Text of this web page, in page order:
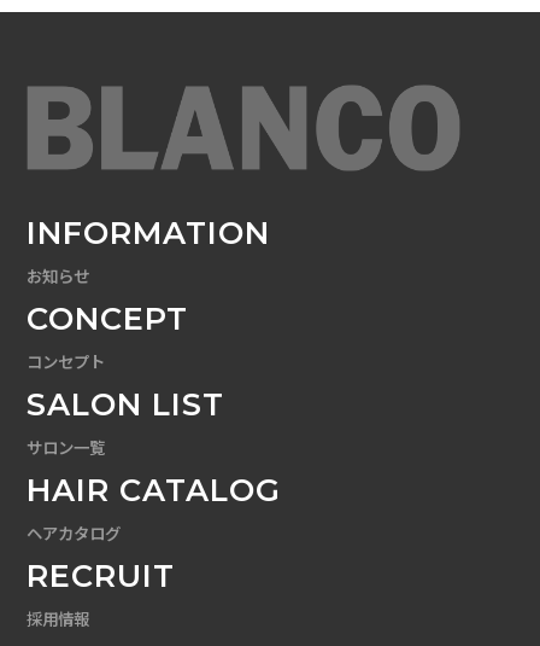
INFORMATION
お知らせ
CONCEPT
コンセプト
SALON LIST
サロン一覧
HAIR CATALOG
ヘアカタログ
RECRUIT
採用情報